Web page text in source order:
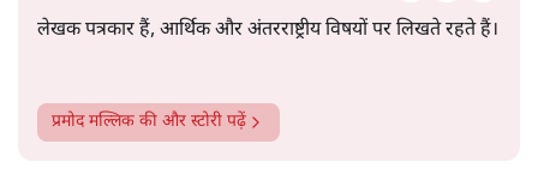
लेखक पत्रकार हैं, आर्थिक और अंतरराष्ट्रीय विषयों पर लिखते रहते हैं।
प्रमोद मल्लिक की और स्टोरी पढ़ें